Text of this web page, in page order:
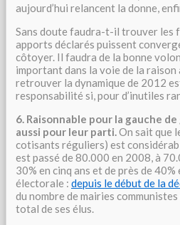
aujourd’hui relancent la donne,
Sans doute faudra-t-il trouver les
apports déclarés puissent
côtoyer. Il faudra de la bonne
important dans la voie de la raison
retrouver la dynamique de 2012
responsabilité si, pour d’inutiles
6. Raisonnable pour la gauche
aussi pour leur parti.On sait que
cotisants réguliers) est
est passé de 80.000 en 2008, à
30% en cinq ans et de près de
électorale : depuis le début de la
du nombre de mairies
total de ses élus.